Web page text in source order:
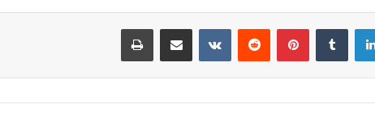
لينكدإن ‏Tumblr بينتيريست
‏Reddit
‏VKontakte مشاركة عبر البريد طباعة